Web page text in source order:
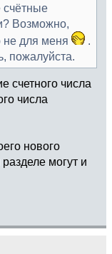
Возможно,
не для меня
.
пожалуйста.
счетного числа
числа
нового
могут и